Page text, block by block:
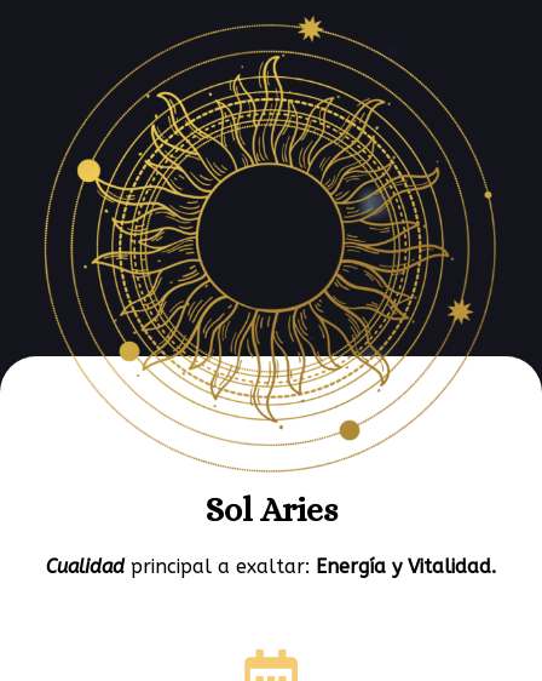
Sol Aries
Cualidadprincipal a exaltar: Energía y Vitalidad.